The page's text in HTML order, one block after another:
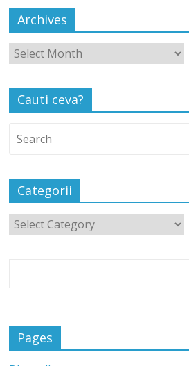
Archives
Cauti ceva?
Categorii
Pages